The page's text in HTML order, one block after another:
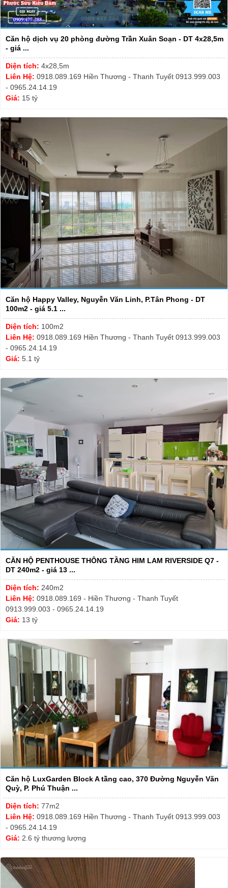
Căn hộ dịch vụ 20 phòng đường Trần Xuân Soạn - DT 4x28,5m
- giá ...
Diện tích: 4x28,5m
Liên Hệ: 0918.089.169 Hiền Thương - Thanh Tuyết 0913.999.003
- 0965.24.14.19
Giá: 15 tỷ
Căn hộ Happy Valley, Nguyễn Văn Linh, P.Tân Phong - DT
100m2 - giá 5.1 ...
Diện tích: 100m2
Liên Hệ: 0918.089.169 Hiền Thương - Thanh Tuyết 0913.999.003
- 0965.24.14.19
Giá: 5.1 tỷ
CĂN HỘ PENTHOUSE THÔNG TẦNG HIM LAM RIVERSIDE Q7 -
DT 240m2 - giá 13 ...
Diện tích: 240m2
Liên Hệ: 0918.089.169 - Hiền Thương - Thanh Tuyết
0913.999.003 - 0965.24.14.19
Giá: 13 tỷ
Căn hộ LuxGarden Block A tầng cao, 370 Đường Nguyễn Văn
Quỳ, P. Phú Thuận ...
Diện tích: 77m2
Liên Hệ: 0918.089.169 Hiền Thương - Thanh Tuyết 0913.999.003
- 0965.24.14.19
Giá: 2.6 tỷ thương lượng